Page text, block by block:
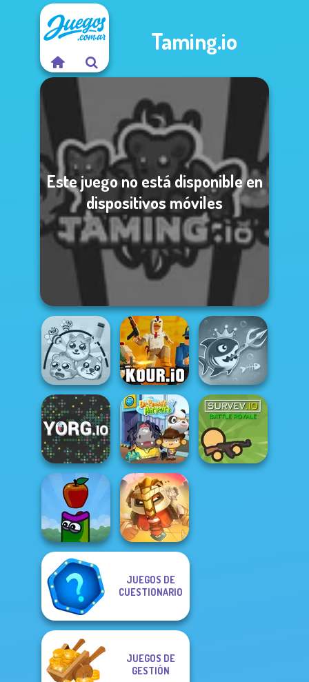
Taming.io
Este juego no está disponible en
dispositivos móviles
Protect My Dog 3 Kour.io
Fish Stab Getting
Big
YORG.io Dr. Panda Airport
Apple Worm
For Honor
JUEGOS DE
CUESTIONARIO
JUEGOS DE
GESTIÓN